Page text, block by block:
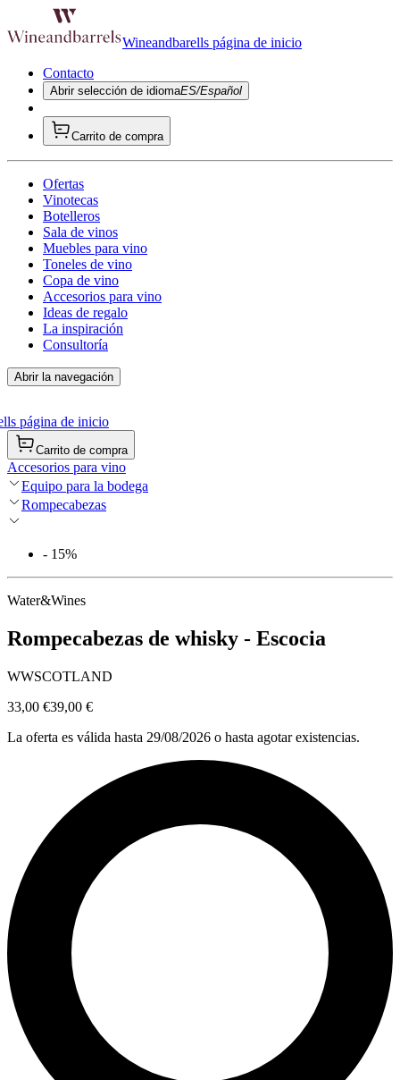
Wineandbarells página de inicio
Contacto
Abrir selección de idiomaES/Español
Carrito de compra
Ofertas
Vinotecas
Botelleros
Sala de vinos
Muebles para vino
Toneles de vino
Copa de vino
Accesorios para vino
Ideas de regalo
La inspiración
Consultoría
Abrir la navegación
página de inicio
Carrito de compra
Accesorios para vino
Equipo para la bodega
Rompecabezas
- 15%
Water&Wines
Rompecabezas de whisky - Escocia
WWSCOTLAND
33,00 €39,00 €
La oferta es válida hasta 29/08/2026 o hasta agotar existencias.